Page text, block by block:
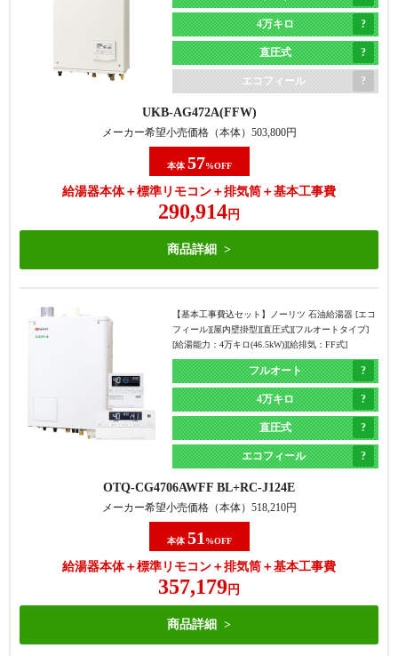
4万キロ
直圧式
エコフィール
UKB-AG472A(FFW)
メーカー希望小売価格（本体） 503,800円
本体 57%OFF
給湯器本体＋標準リモコン＋排気筒＋基本工事費
290,914 円
商品詳細
【基本工事費込セット】
ノーリツ 石油給湯器 [エコ
フィール][屋内壁掛型][直圧式][フルオートタイプ]
[給湯能力：4万キロ(46.5kW)][給排気：FF式]
フルオート
4万キロ
直圧式
エコフィール
OTQ-CG4706AWFF BL RC-J124E
メーカー希望小売価格（本体） 518,210円
本体 51 %OFF
給湯器本体＋標準リモコン＋排気筒＋基本工事費
357,179 円
商品詳細